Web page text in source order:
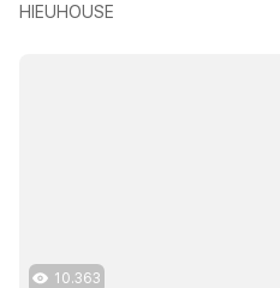
HIEUHOUSE
10.363